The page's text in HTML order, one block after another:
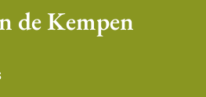
de Kempen